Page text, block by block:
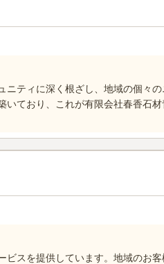
ニティに深く根ざし、地域の個々
いており、これが有限会社春香石
ビスを提供しています。地域のお